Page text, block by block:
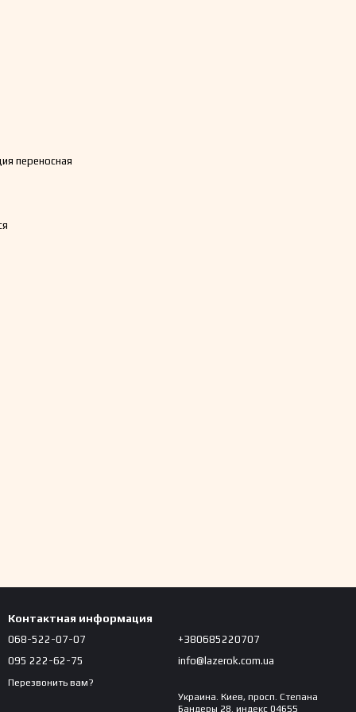
переносная
Контактная информация
068-522-07-07
095 222-62-75
Перезвонить вам?
+380685220707
info@lazerok.com.ua
Украина. Киев, просп. Степана
Бандеры 28. индекс 04655